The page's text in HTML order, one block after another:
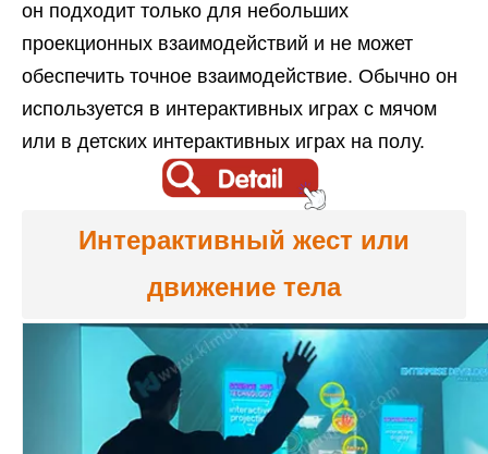
он подходит только для небольших
проекционных взаимодействий и не может
обеспечить точное взаимодействие. Обычно он
используется в интерактивных играх с мячом
или в детских интерактивных играх на полу.
Интерактивный жест или
движение тела